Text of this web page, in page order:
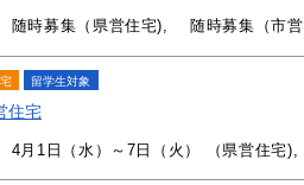
随時募集（県営住宅), 随時募集（市営
留学生対象
住宅
4月1日（水）～7日（火） （県営住宅